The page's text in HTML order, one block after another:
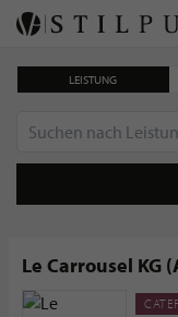
Weißer Kaviar – Die
LEISTUNG
Le Carrousel KG